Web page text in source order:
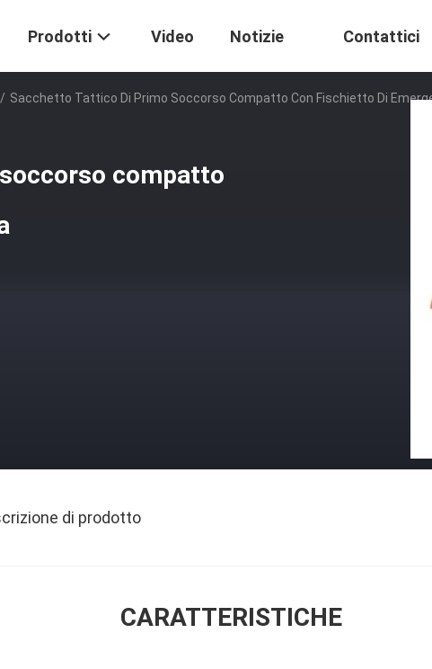
Prodotti Video Notizie Contattici
/ Sacchetto Tattico Di Primo Soccorso Compatto Con Fischietto Di
compatto
di prodotto
CARATTERISTICHE